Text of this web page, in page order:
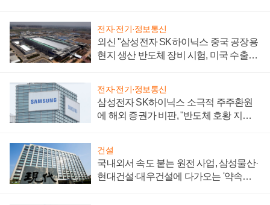
전자·전기·정보통신
외신 "삼성전자 SK하이닉스 중국 공장용
현지 생산 반도체 장비 시험, 미국 수출통
전자·전기·정보통신
삼성전자 SK하이닉스 소극적 주주환원
에 해외 증권가 비판, "반도체 호황 지속
건설
국내외서 속도 붙는 원전 사업, 삼성물산·
현대건설·대우건설에 다가오는 '약속의